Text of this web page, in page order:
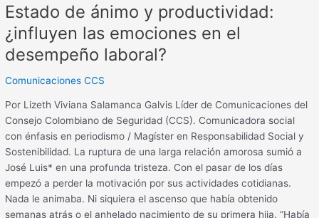
Estado de ánimo y productividad:
¿influyen las emociones en el
desempeño laboral?
Comunicaciones CCS
Por Lizeth Viviana Salamanca Galvis Líder de Comunicaciones del
Consejo Colombiano de Seguridad (CCS). Comunicadora social
con énfasis en periodismo / Magíster en Responsabilidad Social y
Sostenibilidad. La ruptura de una larga relación amorosa sumió a
José Luis* en una profunda tristeza. Con el pasar de los días
empezó a perder la motivación por sus actividades cotidianas.
Nada le animaba. Ni siquiera el ascenso que había obtenido
semanas atrás o el anhelado nacimiento de su primera hija. “Había